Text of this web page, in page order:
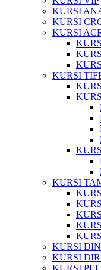
KURSI
KURSI
KURSI
KURSI
KURSI
KURSI
KURSI
KURSI